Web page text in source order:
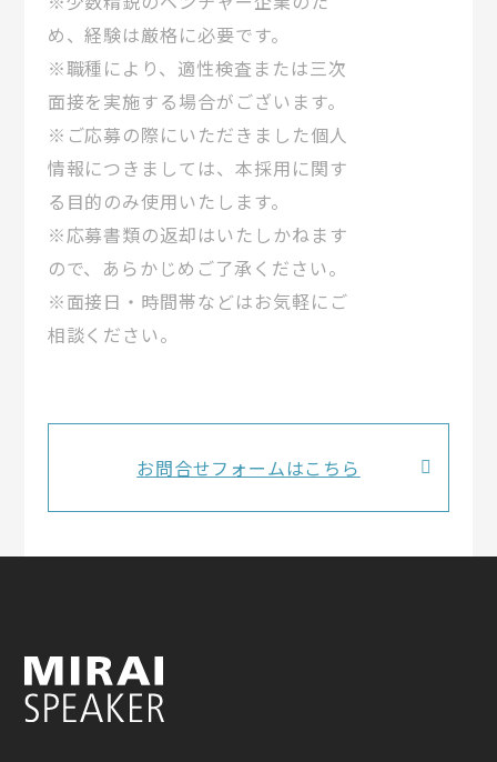
め、経験は厳格に必要です。
※職種により、適性検査または三次
面接を実施する場合がございます。
※ご応募の際にいただきました個人
情報につきましては、本採用に関す
る目的のみ使用いたします。
※応募書類の返却はいたしかねます
ので、あらかじめご了承ください。
※面接日・時間帯などはお気軽にご
相談ください。
お問合せフォームはこちら